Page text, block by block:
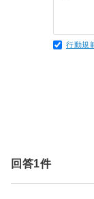
行動規
回答1件